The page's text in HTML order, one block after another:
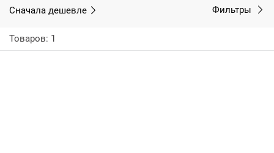
Сначала дешевле Фильтры
Товаров: 1